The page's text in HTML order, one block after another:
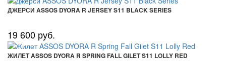
ДЖЕРСИ ASSOS DYORA R JERSEY S11 BLACK SERIES
19 600 руб.
ЖИЛЕТ ASSOS DYORA R SPRING FALL GILET S11 LOLLY RED